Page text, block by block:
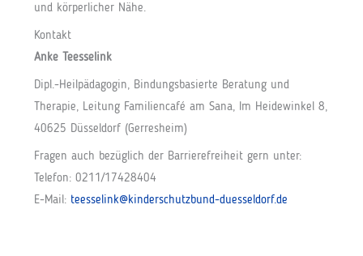
und körperlicher Nähe.
Kontakt
Anke Teesselink
Dipl.-Heilpädagogin, Bindungsbasierte Beratung und
Therapie, Leitung Familiencafé am Sana, Im Heidewinkel 8,
40625 Düsseldorf (Gerresheim)
Fragen auch bezüglich der Barrierefreiheit gern unter:
Telefon: 0211/17428404
E-Mail: teesselink@kinderschutzbund-duesseldorf.de